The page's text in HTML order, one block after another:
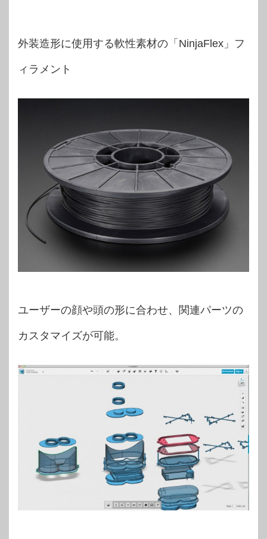
外装造形に使用する軟性素材の「NinjaFlex」フ
ィラメント
ユーザーの顔や頭の形に合わせ、関連パーツの
カスタマイズが可能。